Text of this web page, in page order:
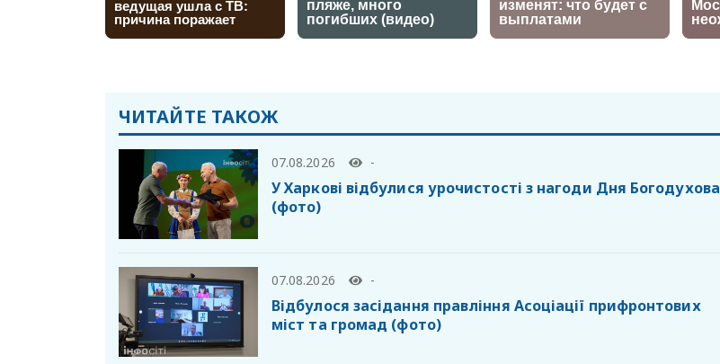
ЧИТАЙТЕ ТАКОЖ
07.08.2026 -
У Харкові відбулися урочистості з нагоди Дня Богодухова
(фото)
07.08.2026 -
Відбулося засідання правління Асоціації прифронтових
міст та громад (фото)